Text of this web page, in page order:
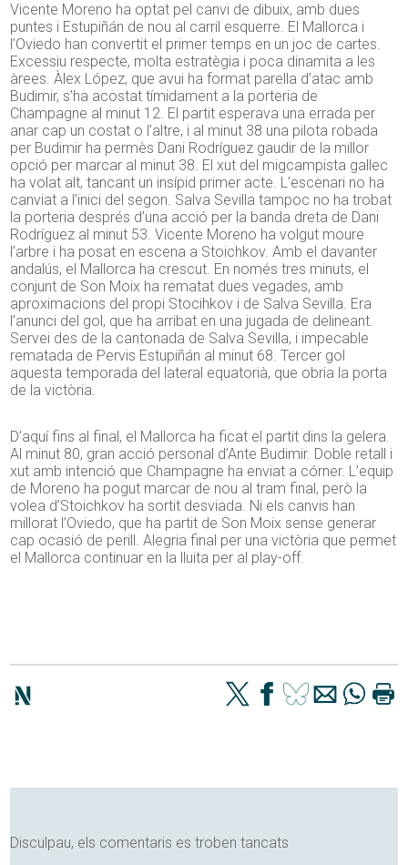
Vicente Moreno ha optat pel canvi de dibuix, amb dues
puntes i Estupiñán de nou al carril esquerre. El Mallorca i
l’Oviedo han convertit el primer temps en un joc de cartes.
Excessiu respecte, molta estratègia i poca dinamita a les
àrees. Àlex López, que avui ha format parella d’atac amb
Budimir, s’ha acostat tímidament a la porteria de
Champagne al minut 12. El partit esperava una errada per
anar cap un costat o l’altre, i al minut 38 una pilota robada
per Budimir ha permès Dani Rodríguez gaudir de la millor
opció per marcar al minut 38. El xut del migcampista gallec
ha volat alt, tancant un insípid primer acte. L’escenari no ha
canviat a l’inici del segon. Salva Sevilla tampoc no ha trobat
la porteria després d’una acció per la banda dreta de Dani
Rodríguez al minut 53. Vicente Moreno ha volgut moure
l’arbre i ha posat en escena a Stoichkov. Amb el davanter
andalús, el Mallorca ha crescut. En només tres minuts, el
conjunt de Son Moix ha rematat dues vegades, amb
aproximacions del propi Stocihkov i de Salva Sevilla. Era
l’anunci del gol, que ha arribat en una jugada de delineant.
Servei des de la cantonada de Salva Sevilla, i impecable
rematada de Pervis Estupiñán al minut 68. Tercer gol
aquesta temporada del lateral equatorià, que obria la porta
de la victòria.
D’aquí fins al final, el Mallorca ha ficat el partit dins la gelera.
Al minut 80, gran acció personal d’Ante Budimir. Doble retall i
xut amb intenció que Champagne ha enviat a córner. L’equip
de Moreno ha pogut marcar de nou al tram final, però la
volea d’Stoichkov ha sortit desviada. Ni els canvis han
millorat l’Oviedo, que ha partit de Son Moix sense generar
cap ocasió de perill. Alegria final per una victòria que permet
el Mallorca continuar en la lluita per al play-off.
Disculpau, els comentaris es troben tancats